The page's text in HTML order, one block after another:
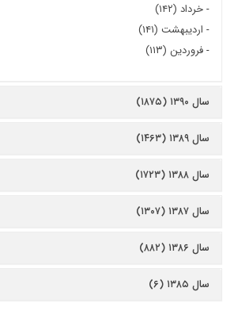
-خرداد (۱۴۲)
- اردیبهشت (۱۴۱)
-فروردین (۱۱۳)
سال ۱۳۹۰ (۱۸۷۵)
سال ۱۳۸۹ (۱۴۶۳)
سال ۱۳۸۸ (۱۷۲۳)
سال ۱۳۸۷ (۱۳۰۷)
سال ۱۳۸۶ (۸۸۲)
سال ۱۳۸۵ (۶)